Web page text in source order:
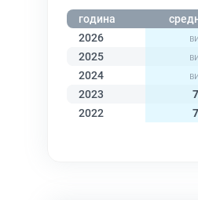
година
2026
2025
2024
2023
2022